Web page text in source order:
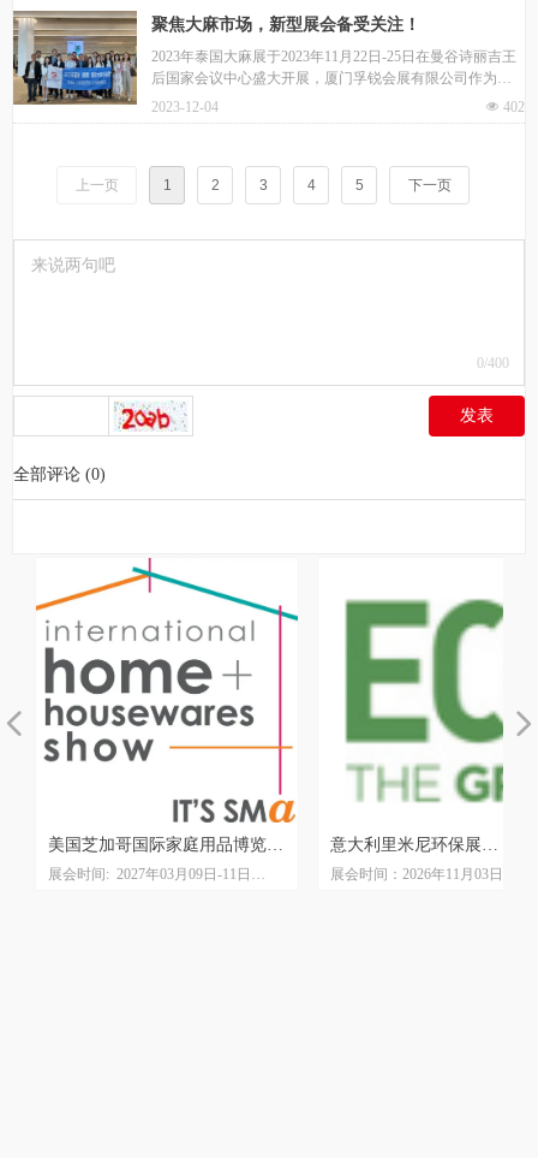
0/400
发表
全部评论 (0)
商，再创历史新高。
聚焦大麻市场，新型展会备受关注！
2023年泰国大麻展于2023年11月22日-25日在曼谷诗丽吉王
后国家会议中心盛大开展，厦门孚锐会展有限公司作为中
国区指定总代理，与国内知名企业一同前往展会现场。
넶 402
2023-12-04
上一页 1 2 3 4 5 下一页
美国芝加哥国际家庭用品博览会
IHA The Inspired Home Show
展会时间: 2027年03月09日-11日
意大利里米尼环保展
ECOMONDO
展会时间：2026年11月03日-06日
넳 넲